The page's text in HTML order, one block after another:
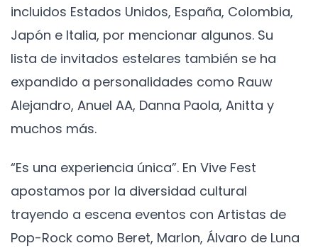
incluidos Estados Unidos, España, Colombia,
Japón e Italia, por mencionar algunos. Su
lista de invitados estelares también se ha
expandido a personalidades como Rauw
Alejandro, Anuel AA, Danna Paola, Anitta y
muchos más.
“Es una experiencia única”. En Vive Fest
apostamos por la diversidad cultural
trayendo a escena eventos con Artistas de
Pop-Rock como Beret, Marlon, Álvaro de Luna